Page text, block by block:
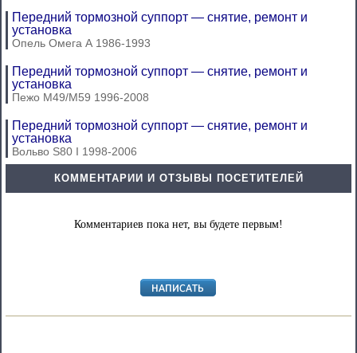
Передний тормозной суппорт — снятие, ремонт и
установка
Опель Омега А 1986-1993
Передний тормозной суппорт — снятие, ремонт и
установка
Пежо М49/М59 1996-2008
Передний тормозной суппорт — снятие, ремонт и
установка
Вольво S80 I 1998-2006
КОММЕНТАРИИ И ОТЗЫВЫ ПОСЕТИТЕЛЕЙ
Комментариев пока нет, вы будете первым!